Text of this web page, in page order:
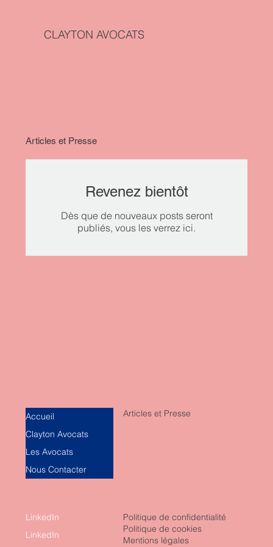
CLAYTON AVOCATS
Articles et Presse
Revenez bientôt
Dès que de nouveaux posts seront
publiés, vous les verrez ici.
Accueil
Clayton Avocats
Les Avocats
Nous Contacter
Articles et Presse
Politique de confidentialité
Politique de cookies
Mentions légales
LinkedIn
LinkedIn